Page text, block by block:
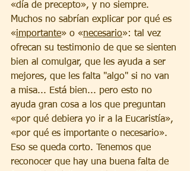
«día de precepto», y no siempre.
Muchos no sabrían explicar por qué es
«importante» o «necesario»: tal vez
ofrecan su testimonio de que se sienten
bien al comulgar, que les ayuda a ser
mejores, que les falta "algo" si no van
a misa... Está bien... pero esto no
ayuda gran cosa a los que preguntan
«por qué debiera yo ir a la Eucaristía»,
«por qué es importante o necesario».
Eso se queda corto. Tenemos que
reconocer que hay una buena falta de